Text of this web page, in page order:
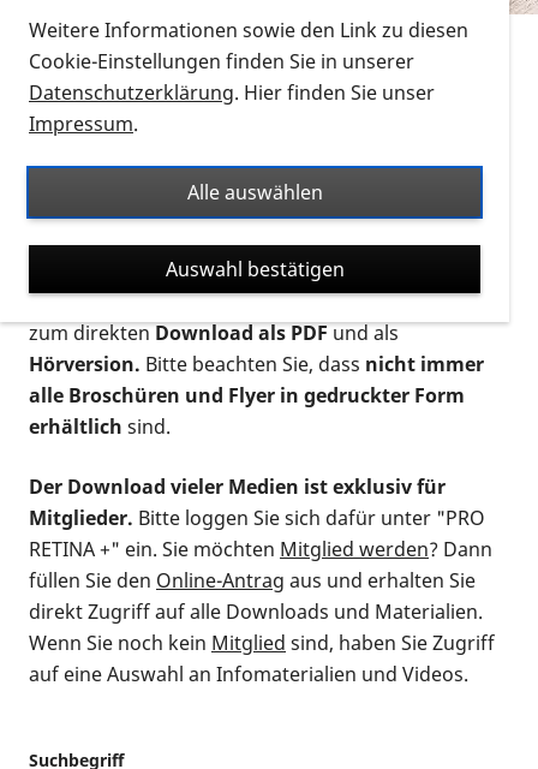
Thema Infomaterial auf der PRO RETINA-Website
für blinde und sehbehinderte Menschen an.
Auf dieser Seite finden Sie sämtliches Infomaterial
Ort. Nutzen Sie den Formatfilter, um ausschließlich
nach Flyern und Broschüren, Audios oder Videos zu
suchen. Die meisten Flyer und Broschüren werden in
verschiedenen Formaten angeboten: zur
postalischen Bestellung als gedruckte Variante
zum direktenDownload als PDFund als
Hörversion. Bitte beachten Sie, dass nicht immer
alle Broschüren und Flyer in gedruckter Form
erhältlich sind.
Der Download vieler Medien ist exklusiv für
Mitglieder. Bitte loggen Sie sich dafür unter "PRO
RETINA +" ein. Sie möchten Mitglied werden? Dann
füllen Sie den Online-Antrag aus und erhalten Sie
direkt Zugriff auf alle Downloads und Materialien.
Wenn Sie noch kein Mitglied sind, haben Sie Zugriff
auf eine Auswahl an Infomaterialien und Videos.
Suchbegriff
Weitere Informationen sowie den Link zu diesen
Cookie-Einstellungen finden Sie in unserer
Datenschutzerklärung. Hier finden Sie unser
Impressum.
Alle auswählen
Auswahl bestätigen